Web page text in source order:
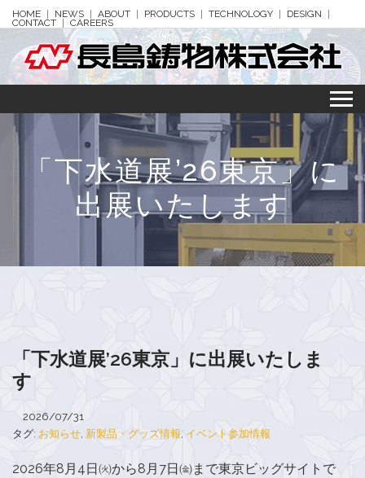
HOME NEWS ABOUT PRODUCTS TECHNOLOGY DESIGN
CONTACT CAREERS
「下水道展’26東京」に
出展いたします
「下水道展’26東京」に出展いたしま
す
2026/07/31
タグ: お知らせ, 新製品・グッズ情報, イベント参加情報
2026年8月4日㈫から8月7日㈮まで東京ビッグサイトで